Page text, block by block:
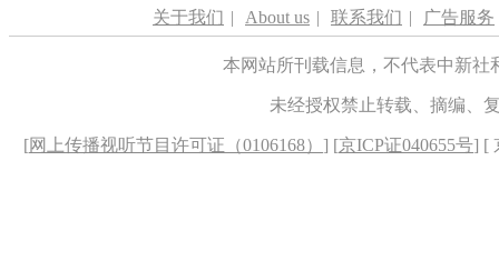
关于我们 | About us | 联系我们 | 广告服务
本网站所刊载信息，不代表中新
未经授权禁止转载、摘编、
[网上传播视听节目许可证（0106168） ] [京ICP证040655号] [